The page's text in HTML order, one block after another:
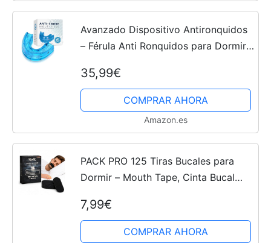
Avanzado Dispositivo Antironquidos
– Férula Anti Ronquidos para Dormir,
Ronquidos y Mejorar la Respiración
Nocturna Blue
35,99€
COMPRAR AHORA
Amazon.es
PACK PRO 125 Tiras Bucales para
Dormir – Mouth Tape, Cinta Bucal
la Respiración Nasal, Adhesivo
Hipoalergénico
7,99€
COMPRAR AHORA